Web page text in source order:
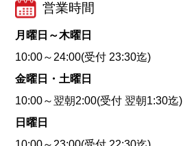
営業時間
月曜日～木曜日
10:00～24:00(受付 23:30迄)
金曜日・土曜日
10:00～翌朝2:00(受付 翌朝1:30迄)
日曜日